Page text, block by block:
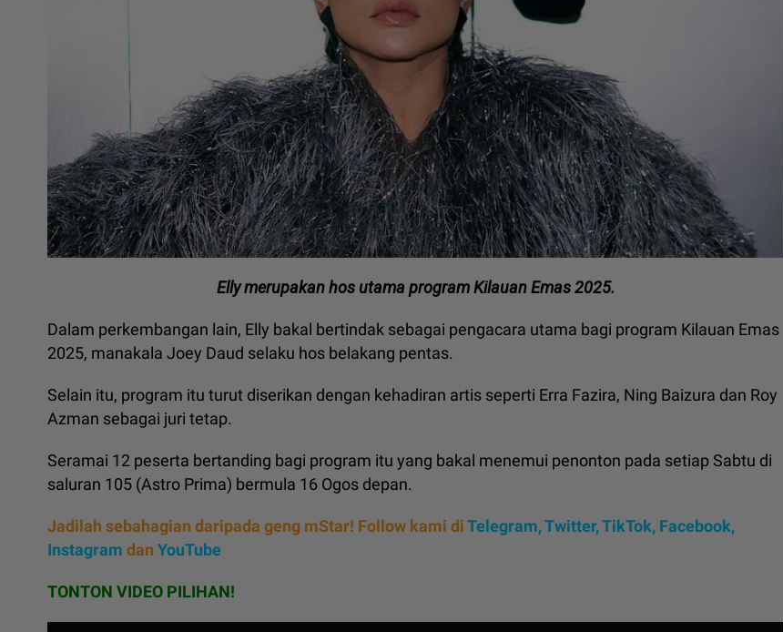
Elly merupakan hos utama program Kilauan Emas 2025.
Dalam perkembangan lain, Elly bakal bertindak sebagai pengacara utama bagi program Kilauan Emas
2025, manakala Joey Daud selaku hos belakang pentas.
Selain itu, program itu turut diserikan dengan kehadiran artis seperti Erra Fazira, Ning Baizura dan Roy
Azman sebagai juri tetap.
Seramai 12 peserta bertanding bagi program itu yang bakal menemui penonton pada setiap Sabtu di
saluran 105 (Astro Prima) bermula 16 Ogos depan.
Jadilah sebahagian daripada geng mStar! Follow kami diTelegram,Twitter,TikTok, Facebook,
Instagram dan YouTube
TONTON VIDEO PILIHAN!